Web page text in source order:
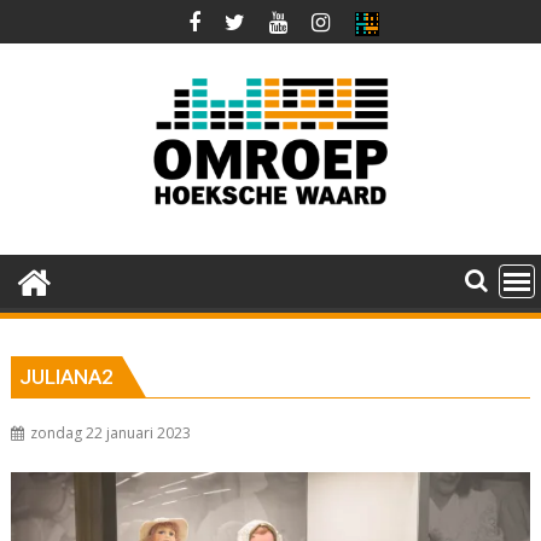
naar
JULIANA2
zondag 22 januari 2023